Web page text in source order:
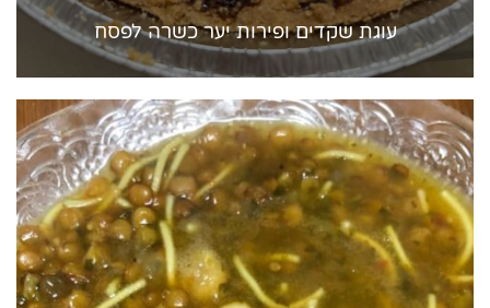
עוגת שקדים ופירות יער כשרה לפסח